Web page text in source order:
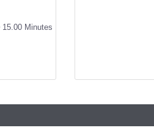
15.00 Minutes